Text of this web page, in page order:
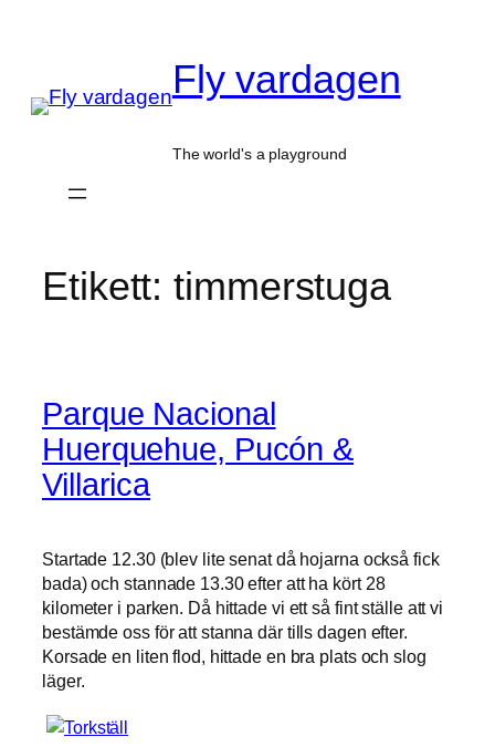
Fly vardagen
The world's a playground
Etikett:timmerstuga
Parque Nacional
Huerquehue, Pucón &
Villarica
Startade 12.30 (blev lite senat då hojarna också fick
bada) och stannade 13.30 efter att ha kört 28
kilometer i parken. Då hittade vi ett så fint ställe att vi
bestämde oss för att stanna där tills dagen efter.
Korsade en liten flod, hittade en bra plats och slog
läger.